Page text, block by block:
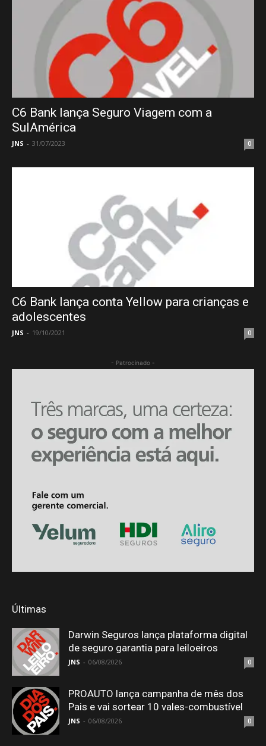
C6 Bank lança Seguro Viagem com a
SulAmérica
JNS - 31/07/2023 0
C6 Bank lança conta Yellow para crianças e
adolescentes
JNS - 19/10/2021 0
- Patrocinado -
Últimas
Darwin Seguros lança plataforma digital
de seguro garantia para leiloeiros
JNS - 06/08/2026 0
PROAUTO lança campanha de mês dos
Pais e vai sortear 10 vales-combustível
JNS - 06/08/2026 0